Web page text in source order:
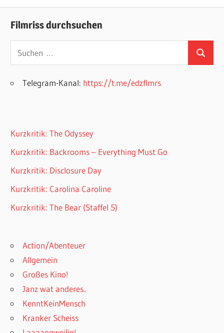
Filmriss durchsuchen
Suchen
nach:
Suchen
Telegram-Kanal: https://t.me/edzflmrs
Kurzkritik: The Odyssey
Kurzkritik: Backrooms – Everything Must Go
Kurzkritik: Disclosure Day
Kurzkritik: Carolina Caroline
Kurzkritik: The Bear (Staffel 5)
Action/Abenteuer
Allgemein
Großes Kino!
Janz wat anderes..
KenntKeinMensch
Kranker Scheiss